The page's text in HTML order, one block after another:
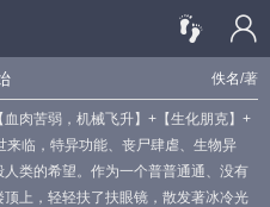
佚名/著
肉苦弱，机械飞升】+【生化朋克】+
来临，特异功能、丧尸肆虐、生物异
类的希望。作为一个普普通通、没有
上，轻轻扶了扶眼镜，散发著冰冷光